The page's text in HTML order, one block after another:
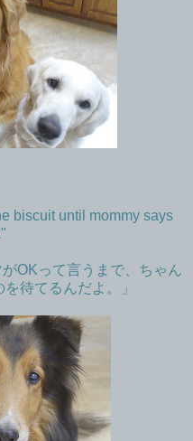
biscuit until mommy says
OKって言うまで、ちゃん
待てるんだよ。」